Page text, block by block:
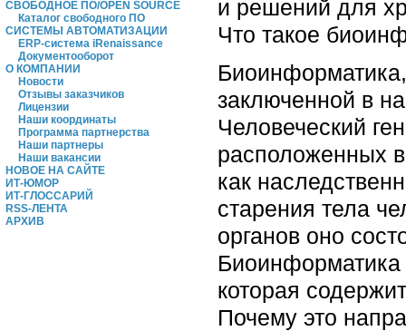
СВОБОДНОЕ ПО/OPEN SOURCE
Каталог свободного ПО
СИСТЕМЫ АВТОМАТИЗАЦИИ
ERP-система iRenaissance
Документооборот
О КОМПАНИИ
Новости
Отзывы заказчиков
Лицензии
Наши координаты
Программа партнерства
Наши партнеры
Наши вакансии
НОВОЕ НА САЙТЕ
ИТ-ЮМОР
ИТ-ГЛОССАРИЙ
RSS-ЛЕНТА
АРХИВ
и решений для
Что такое
заключенной в
Человеческий
расположенных
как
старения тела
органов оно
Биоинформатика
которая
Почему это